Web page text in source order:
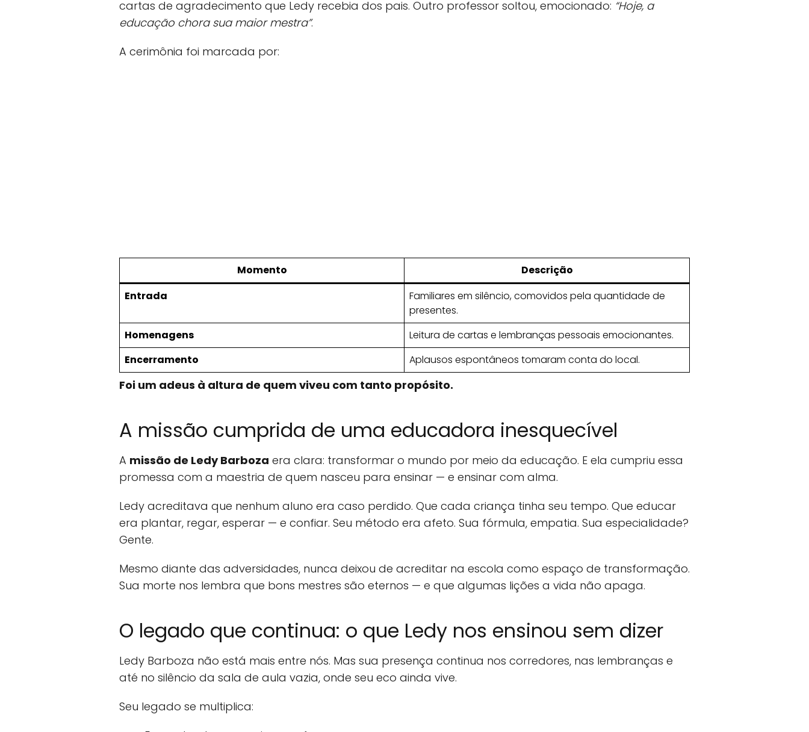
cartas de agradecimento que Ledy recebia dos pais. Outro professor soltou, emocionado: “Hoje, a
educação chora sua maior mestra”.
A cerimônia foi marcada por:
Momento
Descrição
Entrada
Familiares em silêncio, comovidos pela quantidade de
presentes.
Homenagens
Leitura de cartas e lembranças pessoais emocionantes.
Encerramento
Aplausos espontâneos tomaram conta do local.
Foi um adeus à altura de quem viveu com tanto propósito.
A missão cumprida de uma educadora inesquecível
A missão de Ledy Barboza era clara: transformar o mundo por meio da educação. E ela cumpriu essa
promessa com a maestria de quem nasceu para ensinar — e ensinar com alma.
Ledy acreditava que nenhum aluno era caso perdido. Que cada criança tinha seu tempo. Que educar
era plantar, regar, esperar — e confiar. Seu método era afeto. Sua fórmula, empatia. Sua especialidade?
Gente.
Mesmo diante das adversidades, nunca deixou de acreditar na escola como espaço de transformação.
Sua morte nos lembra que bons mestres são eternos — e que algumas lições a vida não apaga.
O legado que continua: o que Ledy nos ensinou sem dizer
Ledy Barboza não está mais entre nós. Mas sua presença continua nos corredores, nas lembranças e
até no silêncio da sala de aula vazia, onde seu eco ainda vive.
Seu legado se multiplica: